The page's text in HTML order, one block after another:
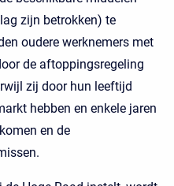
zijn betrokken) te
oudere werknemers met
de aftoppingsregeling
zij door hun leeftijd
hebben en enkele jaren
en de